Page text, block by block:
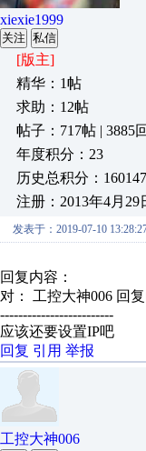
xiexie1999
关注 私信
[版主]
精华：1帖
求助：12帖
帖子：717帖 | 3885回
年度积分：23
历史总积分：160147
注册：2013年4月29
发表于：2019-07-10
回复内容：
对： 工控大神006 回
-------------------------
应该还要设置IP吧
回复 引用 举报
工控大神006